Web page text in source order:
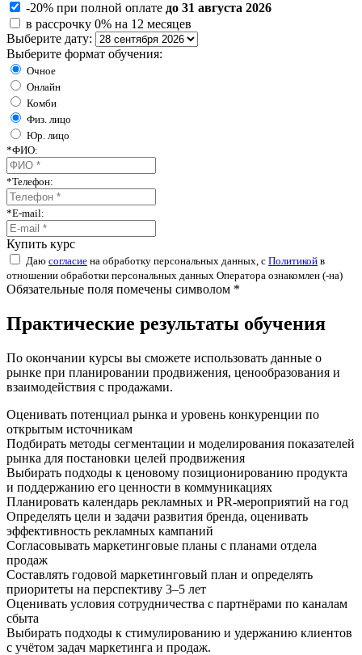
-20% при полной оплате до 31 августа 2026
в рассрочку 0% на 12 месяцев
Выберите дату:
Выберите формат обучения:
Очное
Онлайн
Комби
Физ. лицо
Юр. лицо
*ФИО:
*Телефон:
*E-mail:
Купить курс
Даю согласие на обработку персональных данных, с Политикой в
отношении обработки персональных данных Оператора ознакомлен (-на)
Обязательные поля помечены символом *
Практические результаты обучения
По окончании курсы вы сможете использовать данные о
рынке при планировании продвижения, ценообразования и
взаимодействия с продажами.
Оценивать потенциал рынка и уровень конкуренции по
открытым источникам
Подбирать методы сегментации и моделирования показателей
рынка для постановки целей продвижения
Выбирать подходы к ценовому позиционированию продукта
и поддержанию его ценности в коммуникациях
Планировать календарь рекламных и PR-мероприятий на год
Определять цели и задачи развития бренда, оценивать
эффективность рекламных кампаний
Согласовывать маркетинговые планы с планами отдела
продаж
Составлять годовой маркетинговый план и определять
приоритеты на перспективу 3–5 лет
Оценивать условия сотрудничества с партнёрами по каналам
сбыта
Выбирать подходы к стимулированию и удержанию клиентов
с учётом задач маркетинга и продаж.